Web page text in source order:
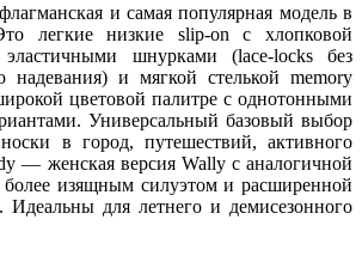
и самая популярная модель в
легкие низкие slip-on с хлопковой
шнурками (lace-locks без
надевания) и мягкой стелькой memory
цветовой палитре с однотонными
Универсальный базовый выбор
в город, путешествий, активного
— женская версия Wally с аналогичной
более изящным силуэтом и расширенной
Идеальны для летнего и демисезонного